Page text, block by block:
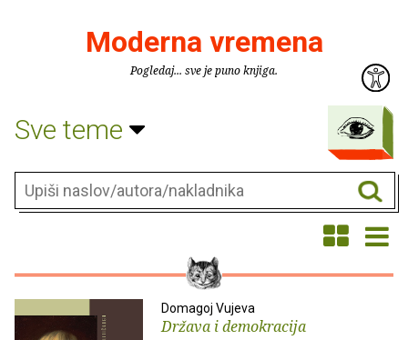
Moderna vremena
Pogledaj... sve je puno knjiga.
Sve teme
Domagoj Vujeva
Država i demokracija